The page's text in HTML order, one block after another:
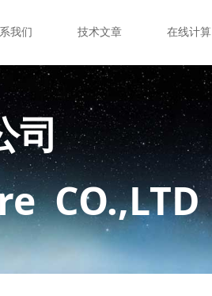
我们 技术文章 在线计算
司
CO.,LTD